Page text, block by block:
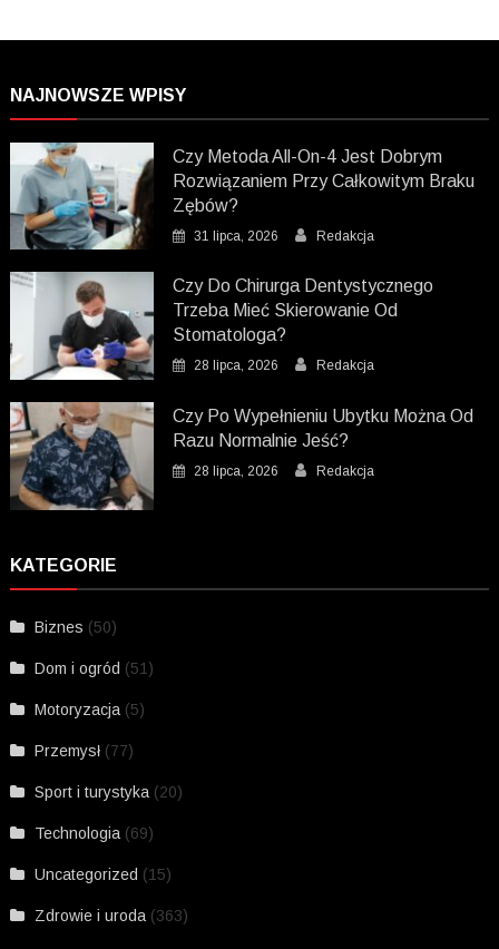
NAJNOWSZE WPISY
Czy Metoda All-On-4 Jest Dobrym
Rozwiązaniem Przy Całkowitym Braku
Zębów?
31 lipca, 2026 Redakcja
Czy Do Chirurga Dentystycznego
Trzeba Mieć Skierowanie Od
Stomatologa?
28 lipca, 2026 Redakcja
Czy Po Wypełnieniu Ubytku Można Od
Razu Normalnie Jeść?
28 lipca, 2026 Redakcja
KATEGORIE
Biznes (50)
Dom i ogród (51)
Motoryzacja (5)
Przemysł (77)
Sport i turystyka (20)
Technologia (69)
Uncategorized (15)
Zdrowie i uroda (363)